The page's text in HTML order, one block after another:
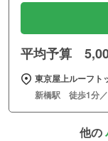
平均予算
東京屋上ルーフト
新橋駅 徒歩1分
他の